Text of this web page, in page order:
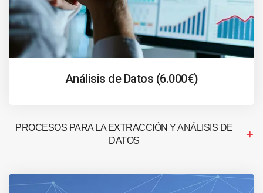
Análisis de Datos (6.000€)
PROCESOS PARA LA EXTRACCIÓN Y ANÁLISIS DE
DATOS